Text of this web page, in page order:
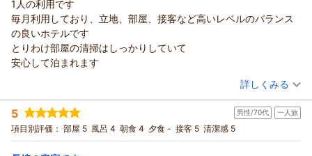
うございました。
またのお越しを心よりお待ち申し上げております。
フロント 寺田
支配人
リッチモンドホテル長崎思案橋からの返信
この度はリッチモンドホテル長崎思案橋をご利用いただき誠に
ありがとうございます。
スタッフの電話対応や接客に関するお褒めのお言葉を頂戴し、
スタッフ一同大変光栄に思います。「流石リッチモンド！」と
のお言葉は、私どもにとって何よりの励みでございます。
これからもお客様に快適な時間をお過ごしいただけるようスタ
ッフ一同精進して参ります。
最後になりますが、お忙しい中ご投稿いただき誠にありがとう
ございました。
1人の利用です
毎月利用しており、立地、部屋、接客など高いレベルのバランス
の良いホテルです
とりわけ部屋の清掃はしっかりしていて
安心して泊まれます
（投稿日：2026/07/25）
宿泊時期： 2026年07月宿泊 (出張)
投稿者： hideさん
宿泊プラン： 【じゃらんスペシャルウィーク】【シンプルステイ】朝食付(7
月)
ダブル 朝のみ
詳しくみる
5 男性/70代 一人旅
項目別評価： 部屋 5 風呂 4 朝食 4 夕食 - 接客 5 清潔感 5